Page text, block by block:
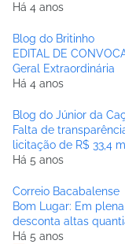
Há 4 anos
Blog do Britinho
EDITAL DE
Geral Extraordinária
Há 4 anos
Blog do Júnior da
Falta de
licitação de R$ 33,4
Há 5 anos
Correio Bacabalense
Bom Lugar: Em
desconta altas
Há 5 anos